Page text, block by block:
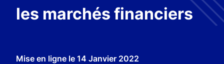
les marchés financiers
Mise en ligne le 14 Janvier 2022